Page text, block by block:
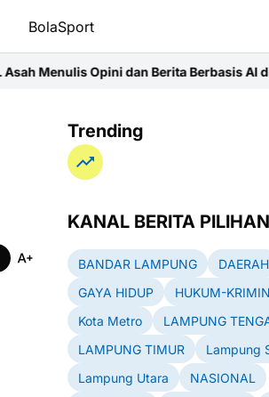
BolaSport
Berita Berbasis AI di JMSI Lampung
Trending
KANAL BERITA PILIHAN
BANDAR LAMPUNG
DAERAH
GAYA HIDUP
HUKUM-
Kota Metro
LAMPUNG
LAMPUNG TIMUR
Lampung
Lampung Utara
NASIONAL